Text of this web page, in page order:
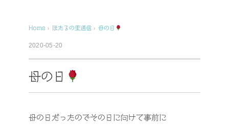
Home › ほたるの里通信 › 母の日
2020-05-20
母の日
母の日だったのでその日に向けて事前に